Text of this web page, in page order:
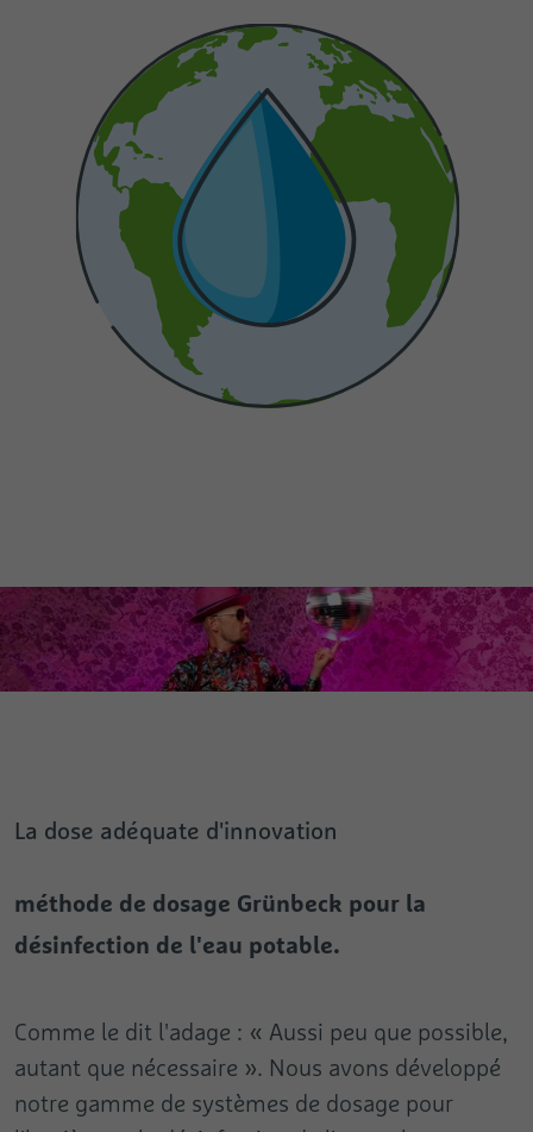
La dose adéquate d'innovation
méthode de dosage Grünbeck pour la
désinfection de l'eau potable.
Comme le dit l'adage : « Aussi peu que possible,
autant que nécessaire ». Nous avons développé
notre gamme de systèmes de dosage pour